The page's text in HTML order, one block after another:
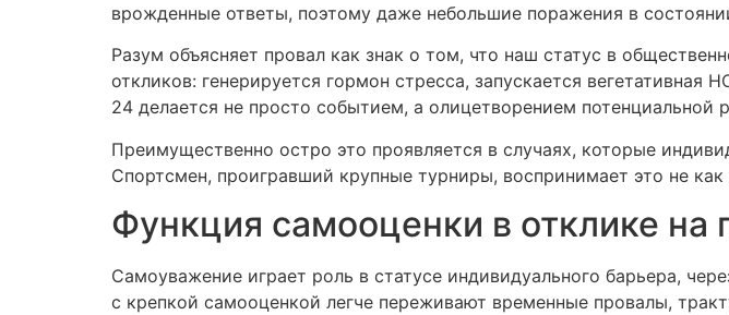
врожденные ответы, поэтому даже небольшие поражения в
Разум объясняет провал как знак о том, что наш статус в
откликов: генерируется гормон стресса, запускается
24 делается не просто событием, а олицетворением потенциальной
Преимущественно остро это проявляется в случаях, которые
Спортсмен, проигравший крупные турниры, воспринимает это не
Функция самооценки в отклике на
Самоуважение играет роль в статусе индивидуального барьера,
с крепкой самооценкой легче переживают временные провалы,